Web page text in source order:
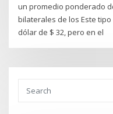
un promedio ponderado
bilaterales de los Este
dólar de $ 32, pero en el